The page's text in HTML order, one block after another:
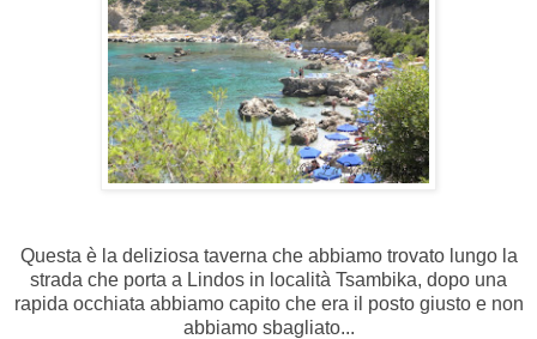
Questa è la deliziosa taverna che abbiamo trovato lungo la
strada che porta a Lindos in località Tsambika, dopo una
rapida occhiata abbiamo capito che era il posto giusto e non
abbiamo sbagliato...